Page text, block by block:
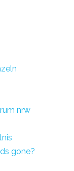
nrw
gone?